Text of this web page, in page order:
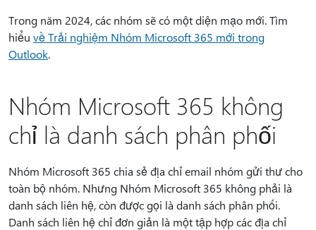
Trong năm 2024, các nhóm sẽ có một diện mạo mới. Tìm
hiểu về Trải nghiệm Nhóm Microsoft 365 mới trong
Outlook.
Nhóm Microsoft 365 không
chỉ là danh sách phân phối
Nhóm Microsoft 365 chia sẻ địa chỉ email nhóm gửi thư cho
toàn bộ nhóm. Nhưng Nhóm Microsoft 365 không phải là
danh sách liên hệ, còn được gọi là danh sách phân phối.
Danh sách liên hệ chỉ đơn giản là một tập hợp các địa chỉ